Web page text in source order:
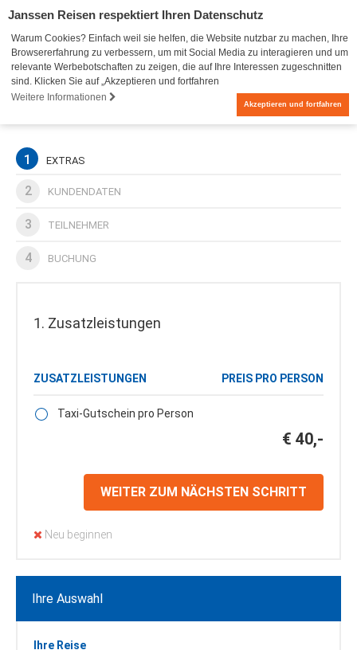
Janssen Reisen respektiert Ihren Datenschutz
Warum Cookies? Einfach weil sie helfen, die Website nutzbar zu machen, Ihre
Browsererfahrung zu verbessern, um mit Social Media zu interagieren und um
relevante Werbebotschaften zu zeigen, die auf Ihre Interessen zugeschnitten
sind. Klicken Sie auf „Akzeptieren und fortfahren
Weitere Informationen
Akzeptieren und fortfahren
1 EXTRAS
2 KUNDENDATEN
3 TEILNEHMER
4 BUCHUNG
1. Zusatzleistungen
ZUSATZLEISTUNGEN PREIS PRO PERSON
Taxi-Gutschein pro Person
€ 40,-
WEITER ZUM NÄCHSTEN SCHRITT
Neu beginnen
Ihre Auswahl
Ihre Reise